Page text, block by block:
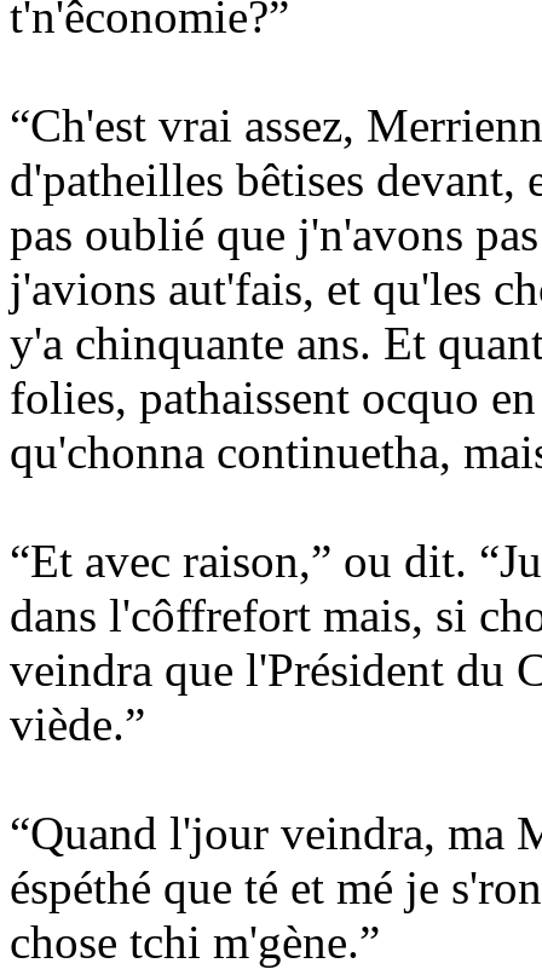
t'n'êconomie?”
“Ch'est vrai assez,
d'patheilles bêtises
pas oublié que j'n'avons
j'avions aut'fais, et qu'les
y'a chinquante ans. Et
folies, pathaissent ocquo
qu'chonna continuetha,
“Et avec raison,” ou dit.
dans l'côffrefort mais, si
veindra que l'Président du
viède.”
“Quand l'jour veindra, ma
éspéthé que té et mé je
chose tchi m'gène.”